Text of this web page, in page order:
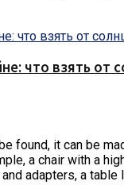
что взять
found, it can be
a chair with a
adapters, a